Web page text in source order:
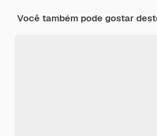
Você também pode gostar